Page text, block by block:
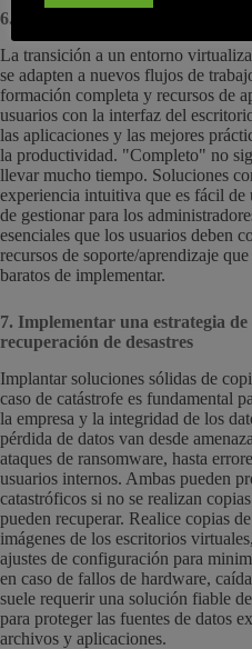
6. Formación
La transición a un entorno
se adapten a nuevos flujos de
formación completa y recursos de
usuarios con la interfaz del
las aplicaciones y las mejores
la productividad. "Completo" no
llevar mucho tiempo. Soluciones
experiencia intuitiva que es fácil
de gestionar para los
esenciales que los usuarios deben
recursos de soporte/aprendizaje
baratos de implementar.
7. Implementar una estrategia
recuperación de desastres
Implantar soluciones sólidas de
caso de catástrofe es fundamental
la empresa y la integridad de los
pérdida de datos van desde
ataques de ransomware, hasta
usuarios internos. Ambas pueden
catastróficos si no se realizan
pueden recuperar. Realice copias
imágenes de los escritorios
ajustes de configuración para
en caso de fallos de hardware,
suele requerir una solución fiable
para proteger las fuentes de datos
archivos y aplicaciones.